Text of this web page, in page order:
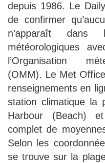
depuis 1986. Le
de confirmer
n’apparaît
météorologiques
l’Organisation
(OMM). Le Met
renseignements en
station climatique la
Harbour (Beach)
complet de
Selon les
se trouve sur la